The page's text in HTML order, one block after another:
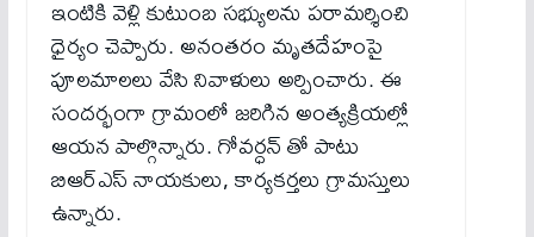
ఇంటికి వెళ్లి కుటుంబ సభ్యులను పరామర్శించి
ధైర్యం చెప్పారు. అనంతరం మృతదేహంపై
పూలమాలలు వేసి నివాళులు అర్పించారు. ఈ
సందర్భంగా గ్రామంలో జరిగిన అంత్యక్రియల్లో
ఆయన పాల్గొన్నారు. గోవర్ధన్ తో పాటు
బిఆర్ఎస్ నాయకులు, కార్యకర్తలు గ్రామస్తులు
ఉన్నారు.